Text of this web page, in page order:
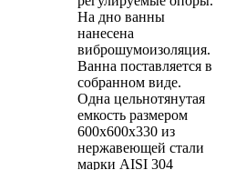
На дно ванны
нанесена
виброшумоизоляция.
Ванна поставляется в
собранном виде.
Одна цельнотянутая
емкость размером
600х600х330 из
нержавеющей стали
марки AISI 304